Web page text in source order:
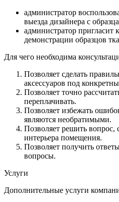
администратор
выезда дизайнера с
администратор пригласит
демонстрации образцов
Для чего необходима
Позволяет сделать
аксессуаров под
Позволяет точно
переплачивать.
Позволяет избежать
являются необратимыми.
Позволяет решить вопрос,
интерьера помещения.
Позволяет получить
вопросы.
Услуги
Дополнительные услуги